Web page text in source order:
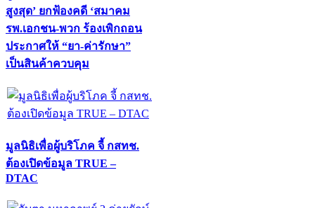
สูงสุด’ ยกฟ้องคดี ‘สมาคม
รพ.เอกชน-พวก ร้องเพิกถอน
ประกาศให้ “ยา-ค่ารักษา”
เป็นสินค้าควบคุม
มูลนิธิเพื่อผู้บริโภค จี้ กสทช.
ต้องเปิดข้อมูล TRUE –
DTAC